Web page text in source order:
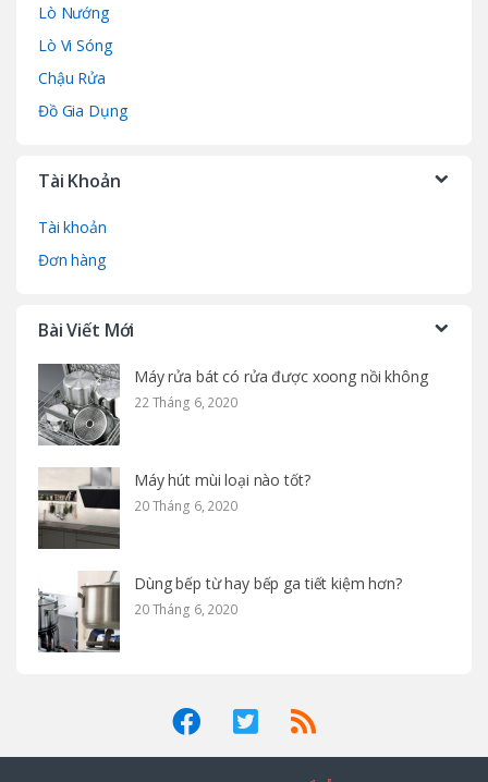
Lò Nướng
Lò Vi Sóng
Chậu Rửa
Đồ Gia Dụng
Tài Khoản
Tài khoản
Đơn hàng
Bài Viết Mới
Máy rửa bát có rửa được xoong nồi không
22 Tháng 6, 2020
Máy hút mùi loại nào tốt?
20 Tháng 6, 2020
Dùng bếp từ hay bếp ga tiết kiệm hơn?
20 Tháng 6, 2020